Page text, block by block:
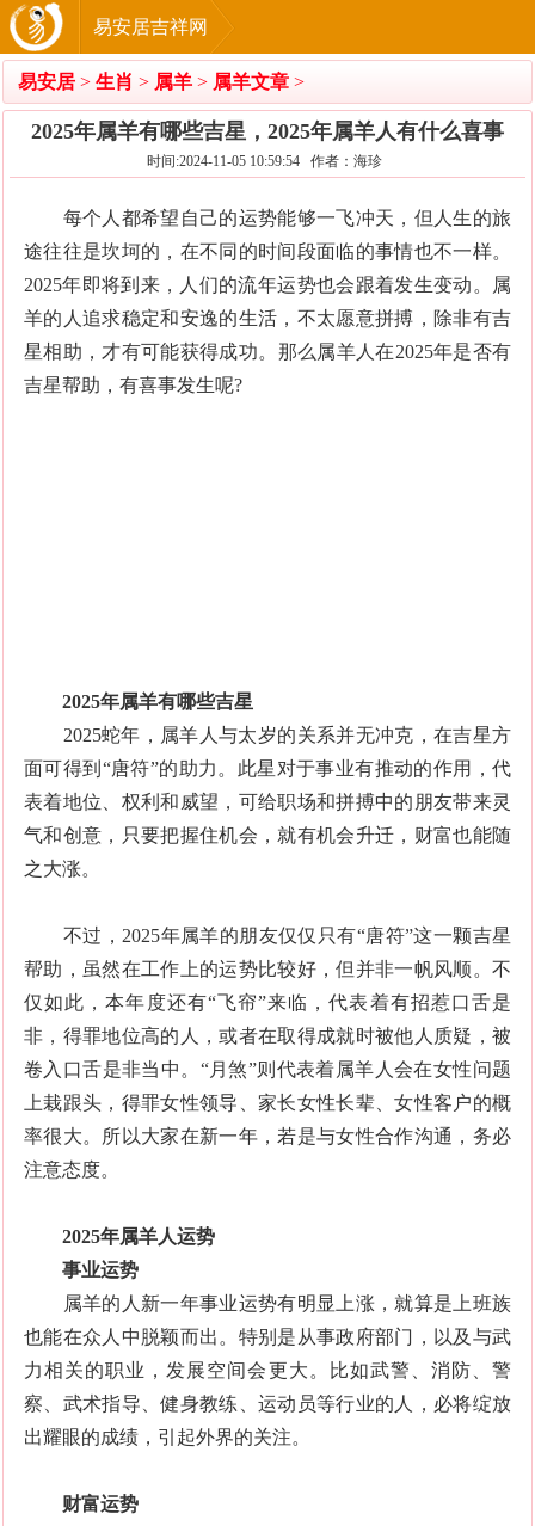
易安居吉祥网
易安居 > 生肖 > 属羊 > 属羊文章 >
2025年属羊有哪些吉星，2025年属羊人有什么喜事
时间:2024-11-05 10:59:54 作者：海珍
每个人都希望自己的运势能够一飞冲天，但人生的旅
途往往是坎坷的，在不同的时间段面临的事情也不一样。
2025年即将到来，人们的流年运势也会跟着发生变动。属
羊的人追求稳定和安逸的生活，不太愿意拼搏，除非有吉
星相助，才有可能获得成功。那么属羊人在2025年是否有
吉星帮助，有喜事发生呢?
2025年属羊有哪些吉星
2025蛇年，属羊人与太岁的关系并无冲克，在吉星方
面可得到“唐符”的助力。此星对于事业有推动的作用，代
表着地位、权利和威望，可给职场和拼搏中的朋友带来灵
气和创意，只要把握住机会，就有机会升迁，财富也能随
之大涨。
不过，2025年属羊的朋友仅仅只有“唐符”这一颗吉星
帮助，虽然在工作上的运势比较好，但并非一帆风顺。不
仅如此，本年度还有“飞帘”来临，代表着有招惹口舌是
非，得罪地位高的人，或者在取得成就时被他人质疑，被
卷入口舌是非当中。“月煞”则代表着属羊人会在女性问题
上栽跟头，得罪女性领导、家长女性长辈、女性客户的概
率很大。所以大家在新一年，若是与女性合作沟通，务必
注意态度。
2025年属羊人运势
事业运势
属羊的人新一年事业运势有明显上涨，就算是上班族
也能在众人中脱颖而出。特别是从事政府部门，以及与武
力相关的职业，发展空间会更大。比如武警、消防、警
察、武术指导、健身教练、运动员等行业的人，必将绽放
出耀眼的成绩，引起外界的关注。
财富运势